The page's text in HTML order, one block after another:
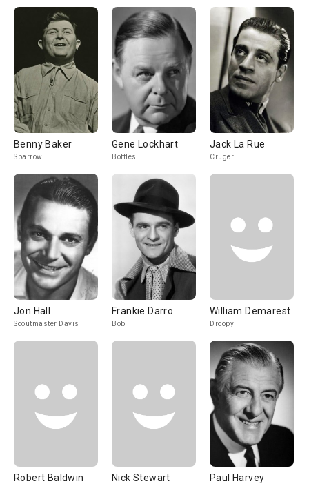
Benny Baker
Sparrow
Gene Lockhart
Bottles
Jack La Rue
Cruger
Jon Hall
Scoutmaster Davis
Frankie Darro
Bob
William Demarest
Droopy
Robert Baldwin Nick Stewart Paul Harvey